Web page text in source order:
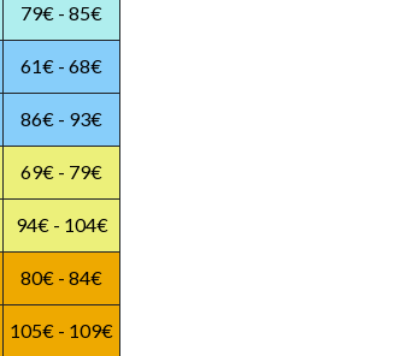
79€ - 85€
61€ - 68€
86€ - 93€
69€ - 79€
94€ - 104€
80€ - 84€
105€ - 109€